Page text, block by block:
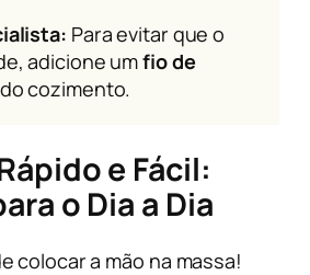
Para evitar que o
adicione umfio de
cozimento.
e Fácil:
o Dia a Dia
colocar a mão na massa!